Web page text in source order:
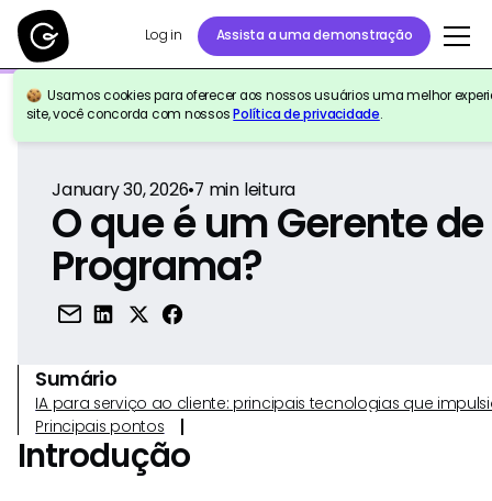
Log in Assista a uma demonstração
Usamos cookies para oferecer aos nossos usuários uma melhor
site, você concorda com nossosPolítica de privacidade.
Voltar para a referência
January 30, 2026•7 min leitura
O que é um Gerente de
Programa?
Sumário
IA para serviço ao cliente: principais tecnologias que
Principais pontos
Introdução